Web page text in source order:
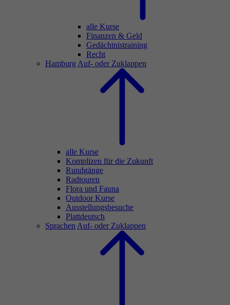
alle Kurse
Finanzen & Geld
Gedächtnistraining
Recht
Hamburg Auf- oder Zuklappen
alle Kurse
Komplizen für die Zukunft
Rundgänge
Radtouren
Flora und Fauna
Outdoor Kurse
Ausstellungsbesuche
Plattdeutsch
Sprachen Auf- oder Zuklappen